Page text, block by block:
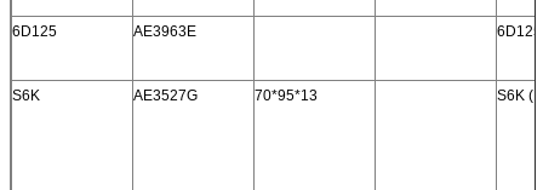
6D125 AE3963E 6D125
S6K AE3527G 70*95*13 S6K